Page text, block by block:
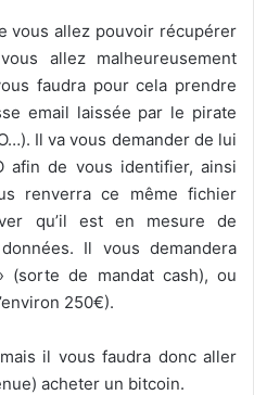
vous allez pouvoir récupérer
allez malheureusement
faudra pour cela prendre
email laissée par le pirate
Il va vous demander de lui
afin de vous identifier, ainsi
renverra ce même fichier
qu’il est en mesure de
Il vous demandera
(sorte de mandat cash), ou
250€).
il vous faudra donc aller
acheter un bitcoin.